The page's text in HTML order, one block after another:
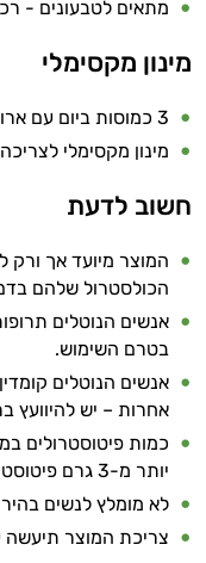
מתאים לטבעונים -
מינון מקסימלי
3 כמוסות ביום עם ארוחה ושתייה.
מינון מקסימלי לצריכה יומית:
חשוב לדעת
המוצר מיועד אך ורק
הכולסטרול שלהם
אנשים הנוטלים
בטרם השימוש.
אנשים הנוטלים
אחרות – יש להיוועץ
יותר מ-3 גרם פיטוסטרולים ביום מכל מקור מזון או תוסף תזונה.
לא מומלץ לנשים
צריכת המוצר תיעשה